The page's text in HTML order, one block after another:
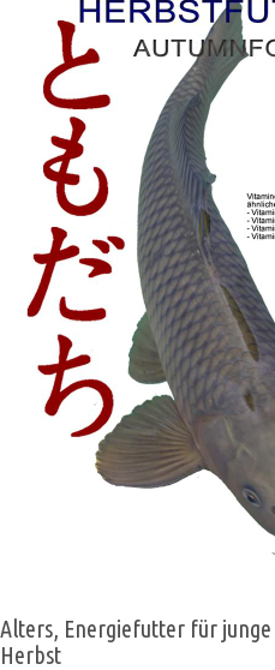
Alters, Energiefutter für junge
Herbst